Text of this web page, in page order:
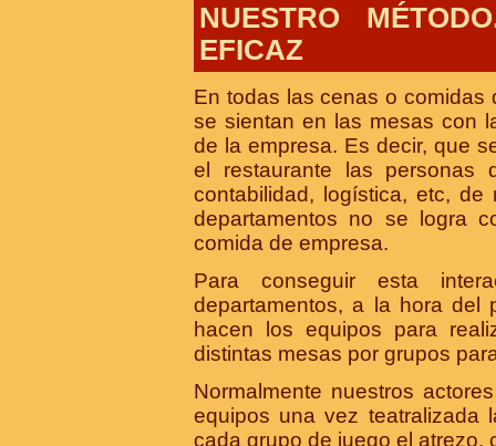
NUESTRO
EFICAZ
En todas las cenas o comidas
se sientan en las mesas con
de la empresa. Es decir, que
el restaurante las personas
contabilidad, logística, etc,
departamentos no se logra
comida de empresa.
Para conseguir esta
departamentos, a la hora del
hacen los equipos para
distintas mesas por grupos
Normalmente nuestros
equipos una vez teatralizada
cada grupo de juego el atrezo,